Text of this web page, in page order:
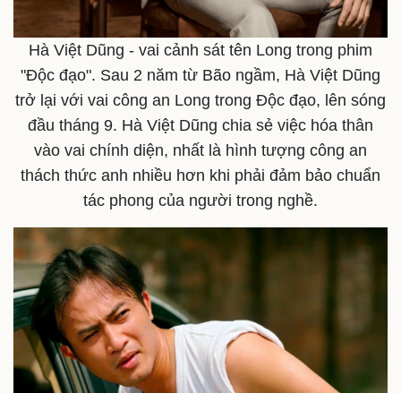
Kinh tế
Bất động sản
Khởi nghiệp
Thị trường
Giá vàng
Tiêu dùng
Tỷ giá
Chứng khoán
Giá cà phê
Hà Việt Dũng - vai cảnh sát tên Long trong phim
"Độc đạo". Sau 2 năm từ Bão ngầm, Hà Việt Dũng
trở lại với vai công an Long trong Độc đạo, lên sóng
đầu tháng 9. Hà Việt Dũng chia sẻ việc hóa thân
vào vai chính diện, nhất là hình tượng công an
thách thức anh nhiều hơn khi phải đảm bảo chuẩn
tác phong của người trong nghề.